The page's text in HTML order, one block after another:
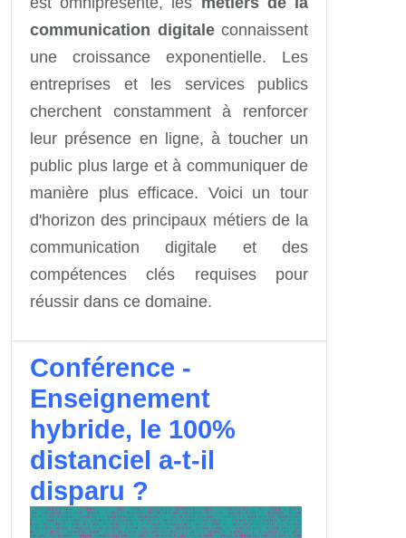
communication digitaleconnaissent
une croissance exponentielle. Les
entreprises et les services publics
cherchent constamment à renforcer
leur présence en ligne, à toucher un
public plus large et à communiquer de
manière plus efficace. Voici un tour
d'horizon des principaux métiers de la
communication digitale et des
compétences clés requises pour
réussir dans ce domaine.
Conférence -
Enseignement
hybride, le 100%
distanciel a-t-il
disparu ?